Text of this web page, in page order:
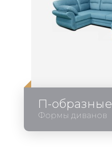
П-образные
Формы диванов